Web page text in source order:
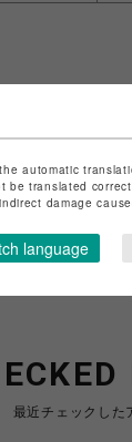
基づく表記は
こちら
最近チェックした
automatic
be translated
damage
language